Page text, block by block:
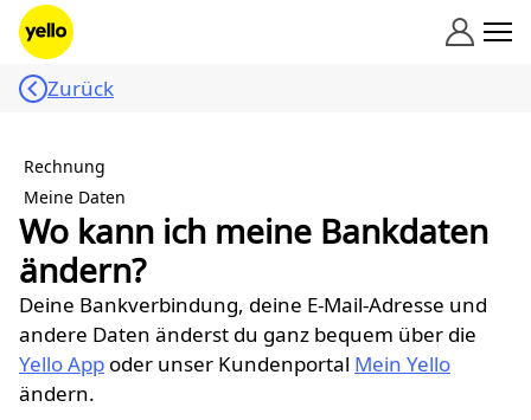
Zum Inhalt springen
Zurück
Rechnung
Meine Daten
Wo kann ich meine Bankdaten
ändern?
Deine Bankverbindung, deine E-Mail-Adresse und
andere Daten änderst du ganz bequem über die
Yello App oder unser Kundenportal Mein Yello
ändern.